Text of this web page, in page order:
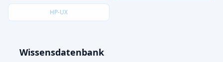
HP-UX
Wissensdatenbank